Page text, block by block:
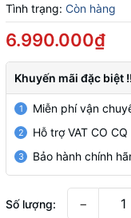
Tình trạng: Còn hàng
6.990.000₫
Khuyến mãi đặc biệt
1 Miễn phí vận
2 Hỗ trợ VAT CO
3 Bảo hành chính
Số lượng: −